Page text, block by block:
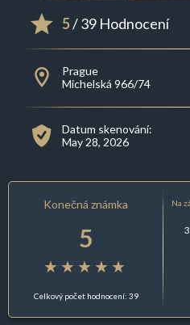
5/ 39 Hodnocení
Prague
Michelská 966/74
Datum skenování:
May 28, 2026
Konečná známka
5
Celkový počet hodnocení: 39
Na